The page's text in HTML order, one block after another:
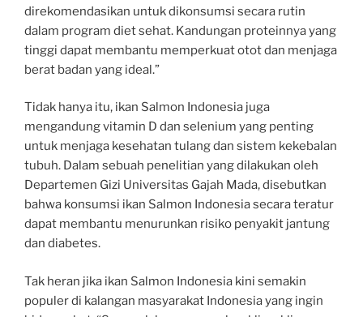
direkomendasikan untuk dikonsumsi secara rutin
dalam program diet sehat. Kandungan proteinnya yang
tinggi dapat membantu memperkuat otot dan menjaga
berat badan yang ideal.”
Tidak hanya itu, ikan Salmon Indonesia juga
mengandung vitamin D dan selenium yang penting
untuk menjaga kesehatan tulang dan sistem kekebalan
tubuh. Dalam sebuah penelitian yang dilakukan oleh
Departemen Gizi Universitas Gajah Mada, disebutkan
bahwa konsumsi ikan Salmon Indonesia secara teratur
dapat membantu menurunkan risiko penyakit jantung
dan diabetes.
Tak heran jika ikan Salmon Indonesia kini semakin
populer di kalangan masyarakat Indonesia yang ingin